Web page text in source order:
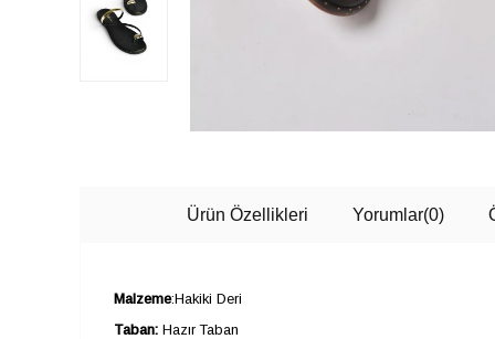
Ürün Özellikleri Yorumlar(0)
Malzeme:Hakiki Deri
Taban: Hazır Taban